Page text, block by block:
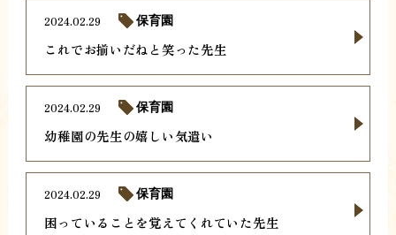
これでお揃いだねと笑った先生
2024.02.29 保育園
幼稚園の先生の嬉しい気遣い
2024.02.29 保育園
困っていることを覚えてくれていた先生
2024.02.29 保育園